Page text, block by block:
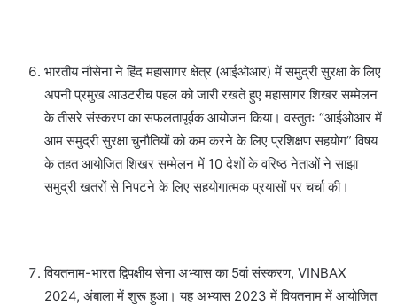
भारतीय नौसेना ने हिंद महासागर क्षेत्र (आईओआर) में समुद्री सुरक्षा के लिए
अपनी प्रमुख आउटरीच पहल को जारी रखते हुए महासागर शिखर सम्मेलन
के तीसरे संस्करण का सफलतापूर्वक आयोजन किया। वस्तुतः “आईओआर में
आम समुद्री सुरक्षा चुनौतियों को कम करने के लिए प्रशिक्षण सहयोग” विषय
के तहत आयोजित शिखर सम्मेलन में 10 देशों के वरिष्ठ नेताओं ने साझा
समुद्री खतरों से निपटने के लिए सहयोगात्मक प्रयासों पर चर्चा की।
वियतनाम-भारत द्विपक्षीय सेना अभ्यास का 5वां संस्करण, VINBAX
2024, अंबाला में शुरू हुआ। यह अभ्यास 2023 में वियतनाम में आयोजित